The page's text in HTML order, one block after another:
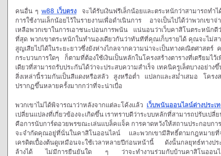
คนอื่น ๆ w88 เว็บตรง จะได้รับเงินฟรีเล็กน้อยและตระหนักว่าสามารถทำ
การใช้งานเล็กน้อยไว้ในรายงานเพื่อดำเนินการ อาจเป็นไปได้ว่าพวกเขา
เหลือพวกเขาในการเอาชนะบ่อนการพนัน แน่นอนว่าเว็บคาสิโนตระหนักดี
ที่สุด พวกเขาตระหนักในทำนองเดียวกันว่าทันทีที่คุณเก็บรายได้ คุณจะไม่ส
สูญเสียไปได้ในระยะยาวซึ่งยังห่างไกลจากความน่าจะเป็นทางคณิตศาสตร์
กระบวนการใดๆ ก็ตามที่ต้องใช้เงินเป็นหลักในโครงสร้างตารางที่เตรียม
เดียวที่สามารถรับประกันได้ว่าจะประสบความสำเร็จ เทคนิครูเล็ตบางอย่า
สิ่งเหล่านี้รวมกันเป็นสีแดงหรือสลัว สูงหรือต่ำ แปลกและสม่ำเสมอ โคร
ปรากฏขึ้นหลายครั้งมากกว่าที่จะน่าเบื่อ
พวกเขาไม่ได้พิจารณาว่าหลังจากแต่ละโค้งแล้ว เว็บพนันออนไลน์ต่างประเ
เปลี่ยนแปลงที่เกี่ยวข้องจะเกิดขึ้น เราทราบดีว่าระบบหลักที่สามารถปรับเป
คือการนับการ์ดอวยพรขณะเล่นแบล็คแจ็ค การคาดหวังให้สถานประกอบกา
จะจำกัดคุณอยู่ที่นั่นในคาสิโนออนไลน์ และพวกเขามีสิทธิ์ตามกฎหมายที่
เครดิตเบื้องต้นดูเหมือนจะใช้เวลาหลายปีก่อนหน้านี้ ดังนั้นกลยุทธ์ทางปร
ล้างได้ ไม่มีการยืนยันใด ๆ ว่าจะทำงานร่วมกับบ้านคาสิโนออนไลน์ต่